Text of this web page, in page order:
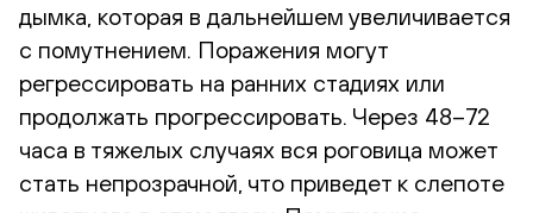
дымка, которая в дальнейшем увеличивается
с помутнением. Поражения могут
регрессировать на ранних стадиях или
продолжать прогрессировать. Через 48–72
часа в тяжелых случаях вся роговица может
стать непрозрачной, что приведет к слепоте